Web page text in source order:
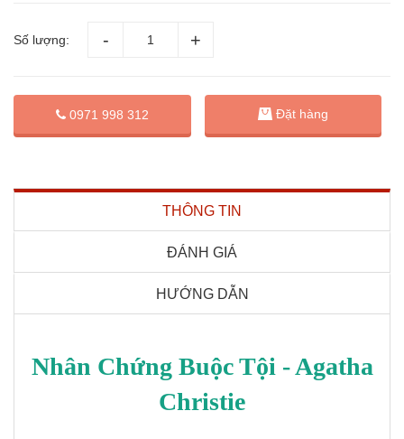
Số lượng:
0971 998 312 Đặt hàng
THÔNG TIN
ĐÁNH GIÁ
HƯỚNG DẪN
Nhân Chứng Buộc Tội - Agatha
Christie